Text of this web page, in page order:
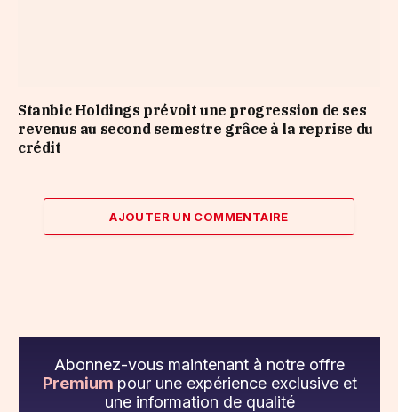
Stanbic Holdings prévoit une progression de ses
revenus au second semestre grâce à la reprise du
crédit
AJOUTER UN COMMENTAIRE
Abonnez-vous maintenant à notre offre
Premium pour une expérience exclusive et
une information de qualité